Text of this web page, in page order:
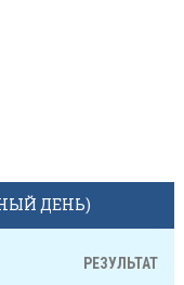
ДЕНЬ)
РЕЗУЛЬТАТ